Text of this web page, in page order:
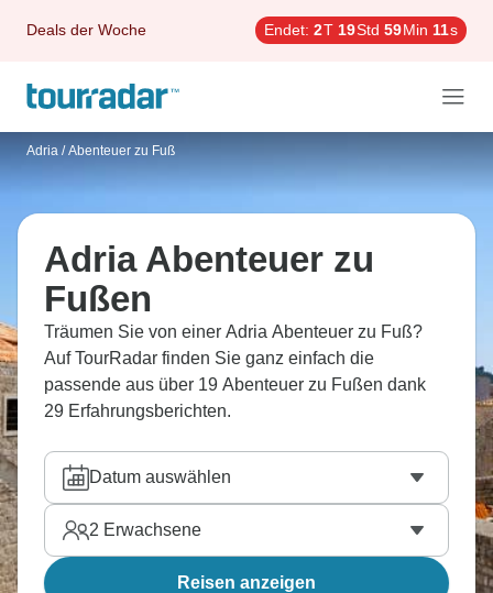
Deals der Woche Endet: 2T 19Std 59Min 9s
Adria / Abenteuer zu Fuß
Adria Abenteuer zu
Fußen
Träumen Sie von einer Adria Abenteuer zu Fuß?
Auf TourRadar finden Sie ganz einfach die
passende aus über 19 Abenteuer zu Fußen dank
29 Erfahrungsberichten.
Datum auswählen
2 Erwachsene
Reisen anzeigen